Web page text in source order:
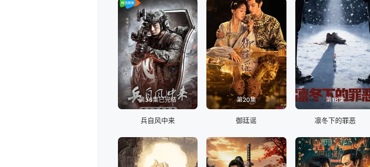
第36集已完结
兵自风中来
第20集
御廷谣
第18集
凛冬下的罪恶